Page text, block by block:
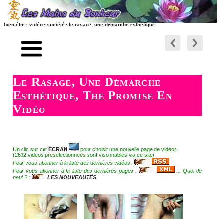
bien-être · vidéo · société · le rasage, une démarche esthétique
accueil
vidéos société, naturisme, vie
société-naturisme-nature
l'épilation du corps
la dépilation intime
l'exfoliation du corps
se protéger contre les IST
suite
retour société, naturisme, vie
vers les pages massages
liens RSS - ATOM - PODCAST
les nouveaux articles
contact - site - forum
Le Rasage, Une Démarche
Esthétique, The Promise En
Vidéo
Un clic sur cet ÉCRAN
pour choisir une nouvelle page de vidéos
(2632 vidéos présélectionnées sont visonnables via ce site)
Pour vous abonner à la liste des dernières vidéos :
Pour vous abonner à la liste des dernières pages :
... Quoi de
neuf ? :
LES NOUVEAUTÉS